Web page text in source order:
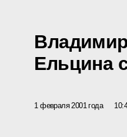
Ельцина
1 февраля 2001 года